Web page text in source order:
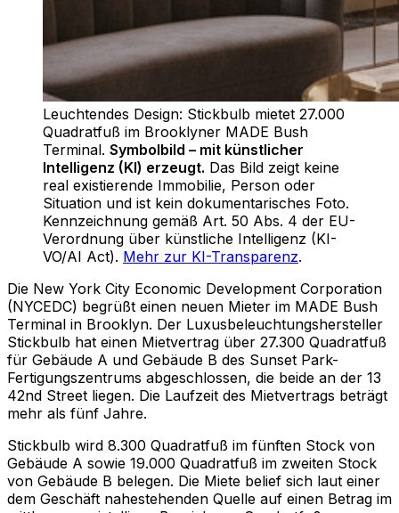
Leuchtendes Design: Stickbulb mietet 27.000
Quadratfuß im Brooklyner MADE Bush
Terminal. Symbolbild – mit künstlicher
Intelligenz (KI) erzeugt. Das Bild zeigt keine
real existierende Immobilie, Person oder
Situation und ist kein dokumentarisches Foto.
Kennzeichnung gemäß Art. 50 Abs. 4 der EU-
Verordnung über künstliche Intelligenz (KI-
VO/AI Act). Mehr zur KI-Transparenz.
Die New York City Economic Development Corporation
(NYCEDC) begrüßt einen neuen Mieter im MADE Bush
Terminal in Brooklyn. Der Luxusbeleuchtungshersteller
Stickbulb hat einen Mietvertrag über 27.300 Quadratfuß
für Gebäude A und Gebäude B des Sunset Park-
Fertigungszentrums abgeschlossen, die beide an der 13
42nd Street liegen. Die Laufzeit des Mietvertrags beträgt
mehr als fünf Jahre.
Stickbulb wird 8.300 Quadratfuß im fünften Stock von
Gebäude A sowie 19.000 Quadratfuß im zweiten Stock
von Gebäude B belegen. Die Miete belief sich laut einer
dem Geschäft nahestehenden Quelle auf einen Betrag im